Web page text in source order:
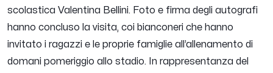
scolastica Valentina Bellini. Foto e firma degli autografi
hanno concluso la visita, coi bianconeri che hanno
invitato i ragazzi e le proprie famiglie all’allenamento di
domani pomeriggio allo stadio. In rappresentanza del